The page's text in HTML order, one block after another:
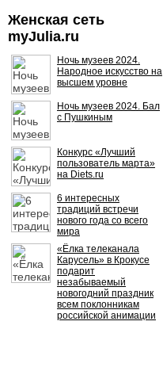
Женская сеть
myJulia.ru
Ночь музеев 2024.
Народное искусство на
высшем уровне
Ночь музеев 2024. Бал
с Пушкиным
Конкурс «Лучший
пользователь марта»
на Diets.ru
6 интересных
традиций встречи
нового года со всего
мира
«Ёлка телеканала
Карусель» в Крокусе
подарит
незабываемый
новогодний праздник
всем поклонникам
российской анимации